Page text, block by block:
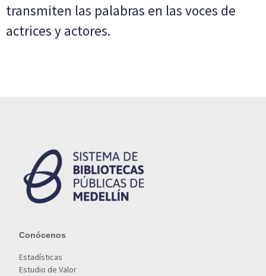
transmiten las palabras en las voces de
actrices y actores.
Conócenos
Estadísticas
Estudio de Valor